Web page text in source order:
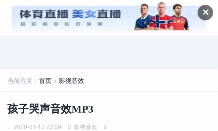
✕
当前位置： 首页 > 影视音效
孩子哭声音效MP3
2020-01-13 23:09 影视音效